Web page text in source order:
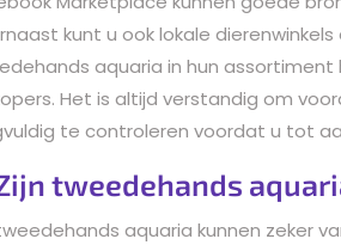
kunt u ook lokale
aquaria in hun
Het is altijd verstandig om
te controleren voordat u tot
tweedehands
aquaria kunnen zeker